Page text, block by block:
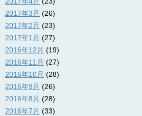
2017年3月 (26)
2017年2月 (23)
2017年1月 (27)
2016年12月 (19)
2016年11月 (27)
2016年10月 (28)
2016年9月 (26)
2016年8月 (28)
2016年7月 (33)